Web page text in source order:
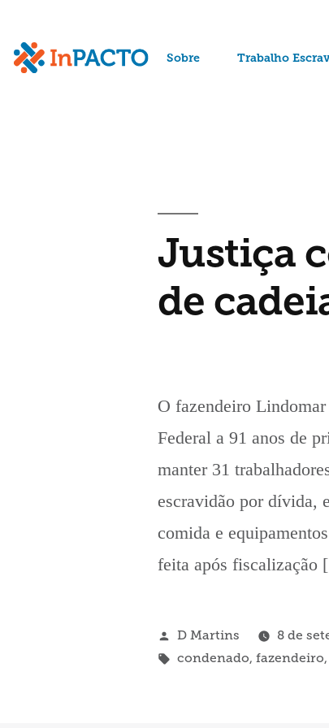
Sobre Trabalho
Justiça
de
O fazendeiro
Federal a 91 anos de
manter 31
escravidão por dívida,
comida e
feita após
Publicado
por
D Martins 8 de
Tags:
condenado,fazendeiro